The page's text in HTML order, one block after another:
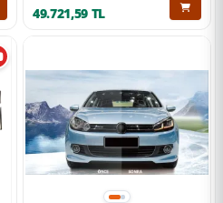
49.721,59 TL